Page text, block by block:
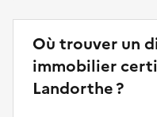
Où trouver un
immobilier
Landorthe ?